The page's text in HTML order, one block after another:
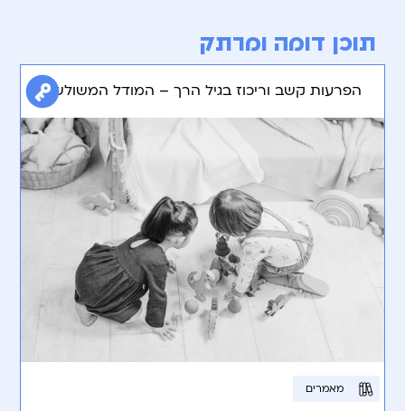
תוכן דומה ומרתק
הפרעות קשב וריכוז בגיל הרך – המודל המשולש
מאמרים